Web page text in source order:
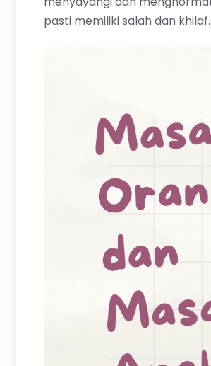
pasti memiliki salah dan khilaf.